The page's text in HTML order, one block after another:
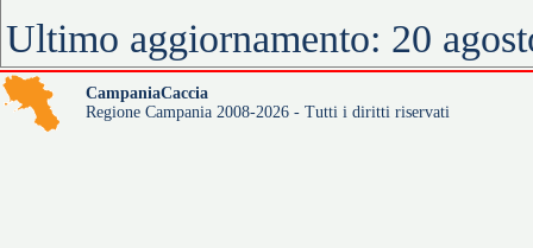
Ultimo aggiornamento: 20
CampaniaCaccia
Regione Campania 2008-2026 - Tutti i diritti riservati